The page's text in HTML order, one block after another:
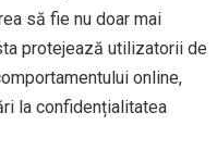
să fie nu doar mai
protejează utilizatorii de
online,
la confidențialitatea